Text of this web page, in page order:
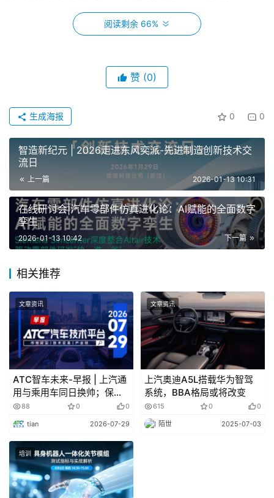
吉利汽车(00175.HK)在港交所公告称，公司当日斥资
约1.51亿港元回购900.7万股，均价16.80港元，属其去年启
引望辟谣”今年下半年上市”，阿维塔和赛力斯是股
东
传闻，引望方面1月11日回应称，此为假消息，不实。
引望公司全称为深圳引望智能技术有限公司，该公司是
华为将原智能汽车解决方案事业部(车BU)整体剥离后成立的
独立公司，定位为”由汽车产业共同参与的电动化、智能化
开放平台”，业务涵盖华为乾篦智驾ADS、车控、车载光、
车云及鸿蒙座舱解决方案。
美国再次发生特斯拉撞半挂卡车事故，至少一人死
亡
当地时间1月11日上午，一辆半挂卡车和一辆特斯拉在
美国加州希尔马210高速公路上相撞，造成至少一人死亡。
据加州公路巡警称，事故发生在周日早上5点10分，地点在
波尔克街匝道的东行高速公路上。
华为引望向广汽旗下公司转让启境商标
近期，深圳引望智能技术有限公司将多枚”启境”商标转
让给华望汽车技术(广州)有限公司，国际分类涉及灯具空
调、运输工具、网站服务等，当前商标状态多为等待实质审
查。华望汽车技术(广州)有限公司成立于2025年3月，法定
阅读剩余 66%
赞 (0)
0 0
生成海报
智造新纪元 | 2026走进东风奕派-先进制造创新技术交
流日
上一篇 2026-01-13 10:31
在线研讨会|汽车零部件仿真进化论：AI赋能的全面数字
孪生
下一篇
2026-01-13 10:42
相关推荐
文章资讯
ATC智车未来-早报 | 上汽通
用与乘用车同日换帅；保时
捷将在德国再裁员5000人
88 0 0
tian 2026-07-29
文章资讯
上汽奥迪A5L搭载华为智驾
系统，BBA格局或将改变
615 0 0
陌世 2025-07-03
培训